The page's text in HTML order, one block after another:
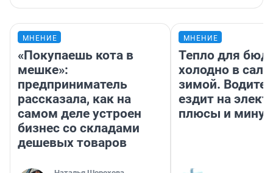
МНЕНИЕ
«Покупаешь кота в
мешке»:
предприниматель
рассказала, как на
самом деле устроен
бизнес со складами
дешевых товаров
МНЕНИЕ
Тепло для
холодно в
зимой.
ездит на
плюсы и